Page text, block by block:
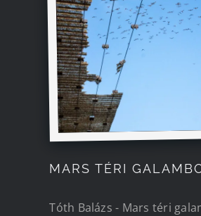
MARS TÉRI
Tóth Balázs - Mars téri